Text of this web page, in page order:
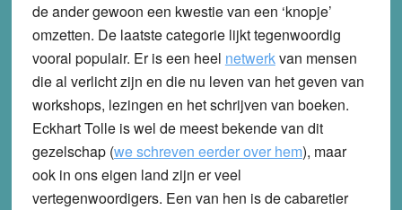
de ander gewoon een kwestie van een ‘knopje’
omzetten. De laatste categorie lijkt tegenwoordig
vooral populair. Er is een heel netwerkvan mensen
die al verlicht zijn en die nu leven van het geven van
workshops, lezingen en het schrijven van boeken.
Eckhart Tolle is wel de meest bekende van dit
gezelschap (we schreven eerder over hem), maar
ook in ons eigen land zijn er veel
vertegenwoordigers. Een van hen is de cabaretier